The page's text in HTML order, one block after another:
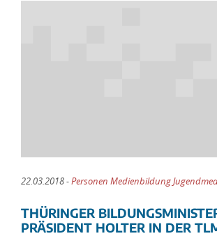
22.03.2018 -Personen Medienbildung
THÜRINGER
PRÄSIDENT HOLTER IN DER